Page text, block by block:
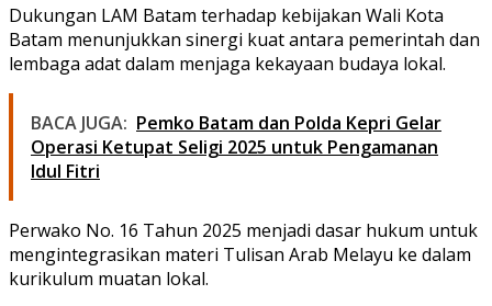
Dukungan LAM Batam terhadap kebijakan Wali Kota
Batam menunjukkan sinergi kuat antara pemerintah dan
lembaga adat dalam menjaga kekayaan budaya lokal.
BACA JUGA: Pemko Batam dan Polda Kepri Gelar
Operasi Ketupat Seligi 2025 untuk Pengamanan
Idul Fitri
Perwako No. 16 Tahun 2025 menjadi dasar hukum untuk
mengintegrasikan materi Tulisan Arab Melayu ke dalam
kurikulum muatan lokal.